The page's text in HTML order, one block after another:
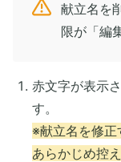
献立名を
限が「編
赤文字が表示
す。
※献立名を修正
あらかじめ控